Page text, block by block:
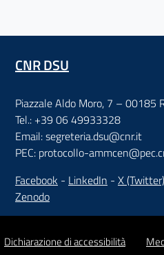
CNR DSU
Piazzale Aldo Moro, 7 – 00185
Tel.: +39 06 49933328
Email: segreteria.dsu@cnr.it
PEC: protocollo-
Facebook - LinkedIn - X (Twitter)
Zenodo
Dichiarazione di accessibilità